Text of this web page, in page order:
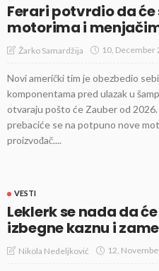
Ferari potvrdio da
motorima i
Žarko Samardžija 10, December
Novi američki tim je obezbedio
komponentama pred ulazak u
otvaraju pošto će Zauber od
prebaciće se na potpuno nove
proizvođač....
VESTI
Leklerk se nada da
izbegne kaznu i
Nikola Nedeljković 12,